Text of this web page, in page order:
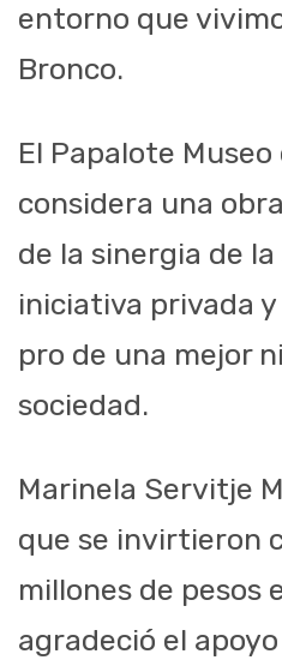
entorno que
Bronco.
El Papalote Museo
considera una
de la sinergia de
iniciativa privada
pro de una mejor
sociedad.
Marinela Servitje
que se invirtieron
millones de pesos
agradeció el